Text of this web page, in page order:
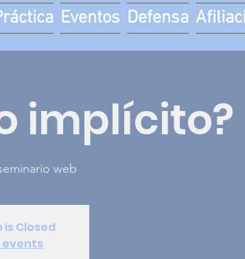
Eventos Defensa
implícito?
web
Closed
events